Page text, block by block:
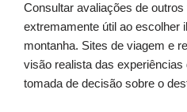
Consultar avaliações de
extremamente útil ao escolher
montanha. Sites de viagem e
visão realista das experiências
tomada de decisão sobre o